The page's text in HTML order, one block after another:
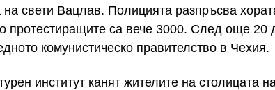
свети Вацлав. Полицията разпръсва
протестиращите са вече 3000. След още 20
комунистическо правителство в Чехия.
институт канят жителите на столицата